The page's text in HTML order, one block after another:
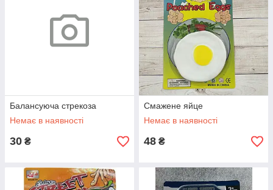
Балансуюча стрекоза
Немає в наявності
30 ₴
Смажене яйце
Немає в наявності
48 ₴